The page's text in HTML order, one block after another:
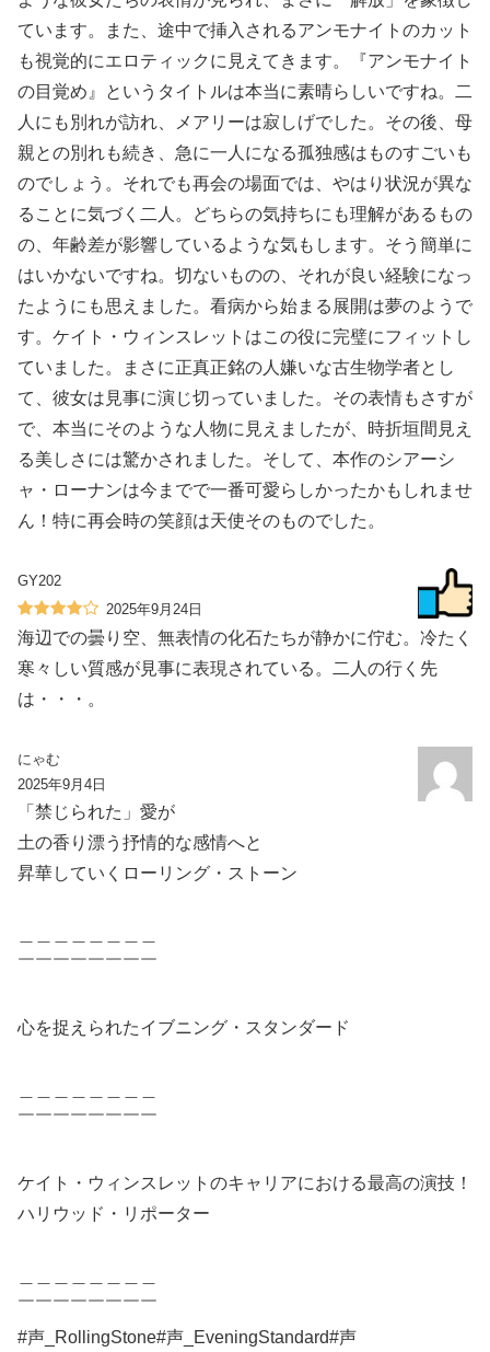
ています。また、途中で挿入されるアンモナイトのカット
も視覚的にエロティックに見えてきます。『アンモナイト
の目覚め』というタイトルは本当に素晴らしいですね。二
人にも別れが訪れ、メアリーは寂しげでした。その後、母
親との別れも続き、急に一人になる孤独感はものすごいも
のでしょう。それでも再会の場面では、やはり状況が異な
ることに気づく二人。どちらの気持ちにも理解があるもの
の、年齢差が影響しているような気もします。そう簡単に
はいかないですね。切ないものの、それが良い経験になっ
たようにも思えました。看病から始まる展開は夢のようで
す。ケイト・ウィンスレットはこの役に完璧にフィットし
ていました。まさに正真正銘の人嫌いな古生物学者とし
て、彼女は見事に演じ切っていました。その表情もさすが
で、本当にそのような人物に見えましたが、時折垣間見え
る美しさには驚かされました。そして、本作のシアーシ
ャ・ローナンは今までで一番可愛らしかったかもしれませ
ん！特に再会時の笑顔は天使そのものでした。
GY202
2025年9月24日
海辺での曇り空、無表情の化石たちが静かに佇む。冷たく
寒々しい質感が見事に表現されている。二人の行く先
は・・・。
にゃむ
2025年9月4日
「禁じられた」愛が
土の香り漂う抒情的な感情へと
昇華していくローリング・ストーン
￣￣￣￣￣￣￣￣
心を捉えられたイブニング・スタンダード
￣￣￣￣￣￣￣￣
ケイト・ウィンスレットのキャリアにおける最高の演技！
ハリウッド・リポーター
￣￣￣￣￣￣￣￣
#声_RollingStone#声_EveningStandard#声